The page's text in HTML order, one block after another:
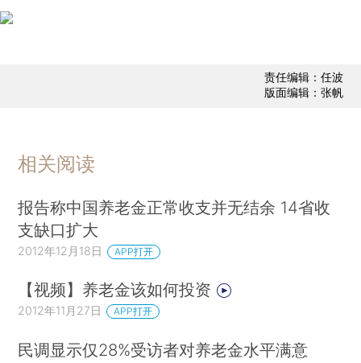
责任编辑：任波
版面编辑：张帆
相关阅读
报告称中国养老金正常收支并无结余 14省收
支缺口扩大
2012年12月18日 APP打开
【视频】养老金该如何投资
2012年11月27日 APP打开
民调显示仅28%受访者对养老金水平满意